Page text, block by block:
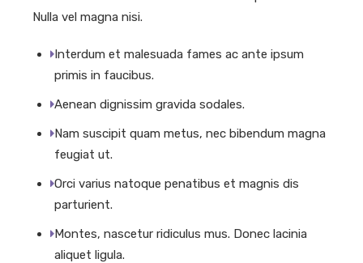
Nulla vel magna nisi.
Interdum et malesuada fames ac ante ipsum
primis in faucibus.
Aenean dignissim gravida sodales.
Nam suscipit quam metus, nec bibendum magna
feugiat ut.
Orci varius natoque penatibus et magnis dis
parturient.
Montes, nascetur ridiculus mus. Donec lacinia
aliquet ligula.